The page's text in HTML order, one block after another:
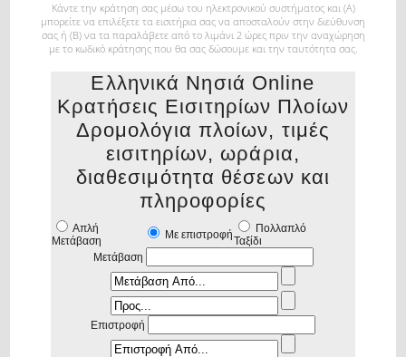
Κάντε την κράτηση σας μέσω του ηλεκτρονικού συστήματος και (Α)
μπορείτε να επιλέξετε τα εισιτήρια σας να αποσταλούν στην διεύθυνση
σας ή (Β) να τα παραλάβετε από το λιμάνι 2 ώρες πριν την αναχώρηση
με το κωδικό κράτησης που θα σας δώσουμε και την ταυτότητα σας.
Ελληνικά Νησιά Online
Κρατήσεις Εισιτηρίων Πλοίων
Δρομολόγια πλοίων, τιμές
εισιτηρίων, ωράρια,
διαθεσιμότητα θέσεων και
πληροφορίες
Απλή
Μετάβαση
Με επιστροφή
Πολλαπλό
Ταξίδι
Μετάβαση
Επιστροφή